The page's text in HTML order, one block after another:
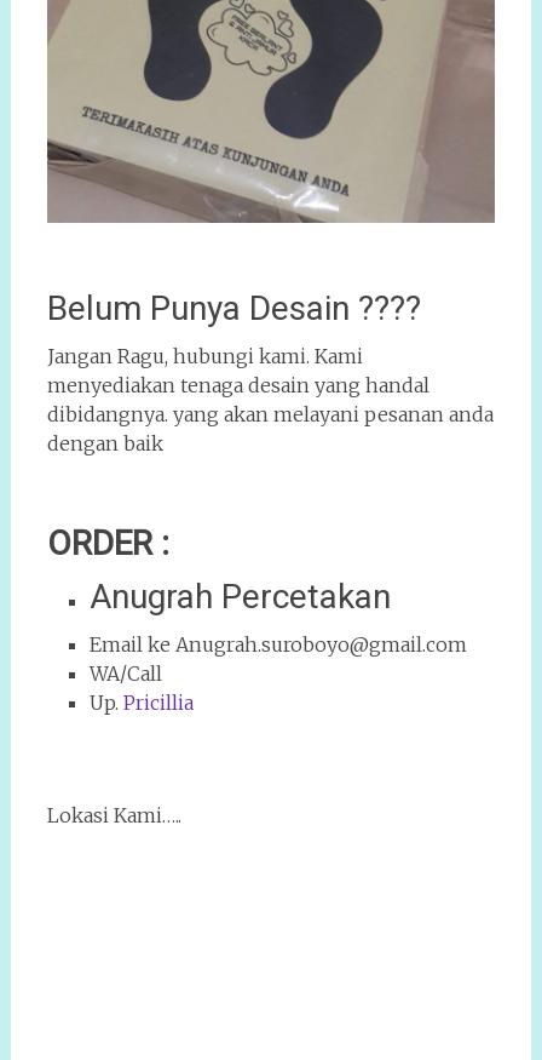
Belum Punya Desain ????
Jangan Ragu, hubungi kami. Kami
menyediakan tenaga desain yang handal
dibidangnya. yang akan melayani pesanan anda
dengan baik
ORDER :
Anugrah Percetakan
Email ke Anugrah.suroboyo@gmail.com
WA/Call
Up. Pricillia
Lokasi Kami…..